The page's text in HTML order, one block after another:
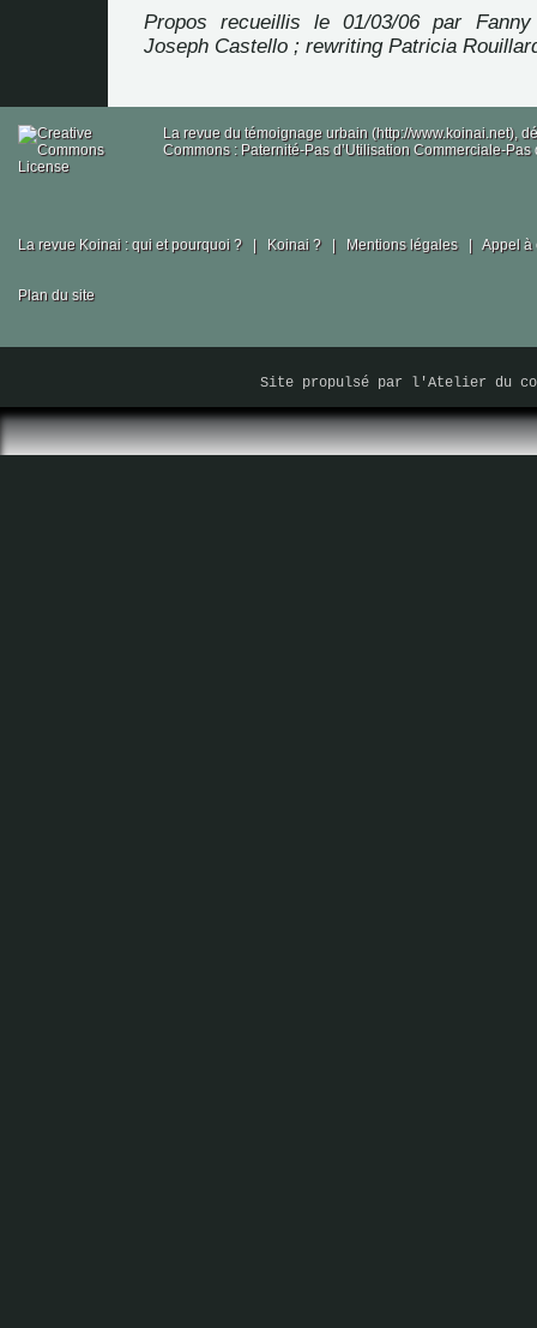
Propos recueillis le 01/03/06 par
Joseph Castello ; rewriting Patricia
La revue du témoignage urbain (http://www.koinai.net),
Commons : Paternité-Pas d’Utilisation Commerciale-
La revue Koinai : qui et pourquoi ? | Koinai ? | Mentions légales | Appel à
Plan du site
Site propulsé par l'Atelier du